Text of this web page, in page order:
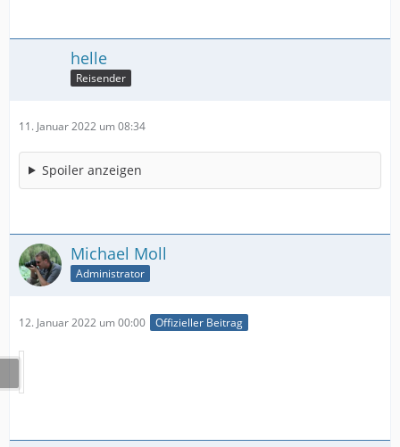
helle
Reisender
11. Januar 2022 um 08:34
Spoiler anzeigen
Michael Moll
Administrator
12. Januar 2022 um 00:00 Offizieller Beitrag